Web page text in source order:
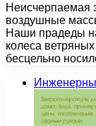
Неисчерпаемая
воздушные
Наши прадеды
колеса
бесцельно